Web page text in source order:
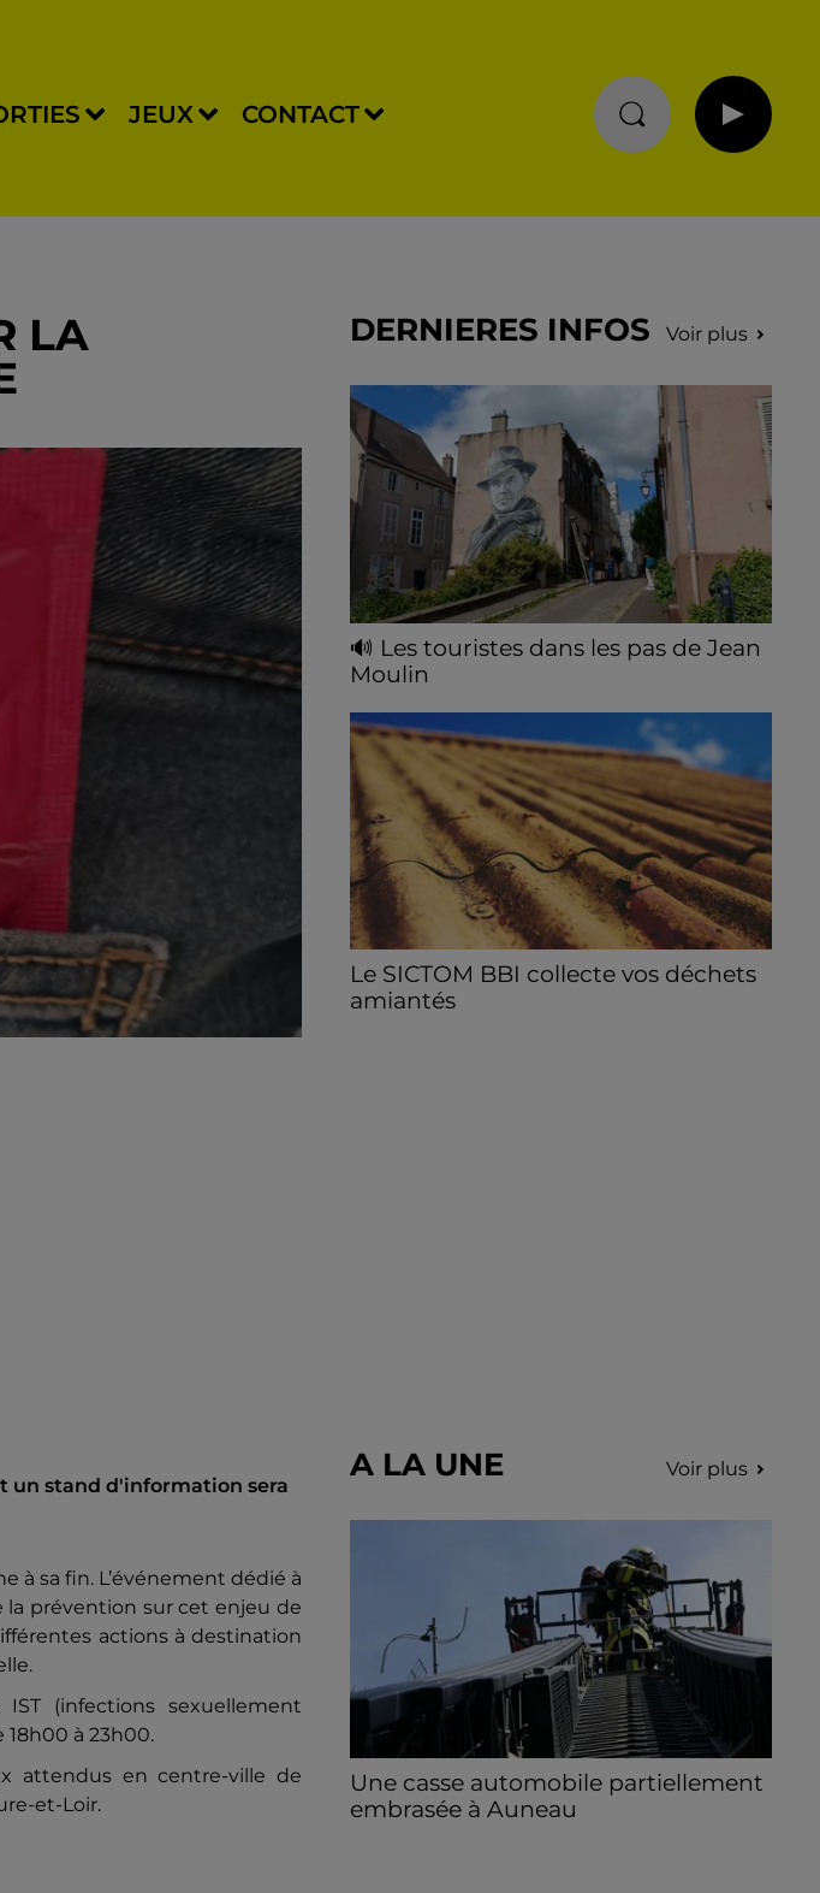
JEUX CONTACT
LA
un stand d'information sera
à sa fin. L’événement dédié à
la prévention sur cet enjeu de
actions à destination
(infections sexuellement
18h00 à 23h00.
attendus en centre-ville de
et-Loir.
DERNIERES INFOS Voir plus
🔊 Les touristes dans les pas de Jean
Moulin
les sorties estivales de Chartres Tourisme.
Le SICTOM BBI collecte vos déchets
amiantés
A LA UNE Voir plus
Une casse automobile partiellement
embrasée à Auneau